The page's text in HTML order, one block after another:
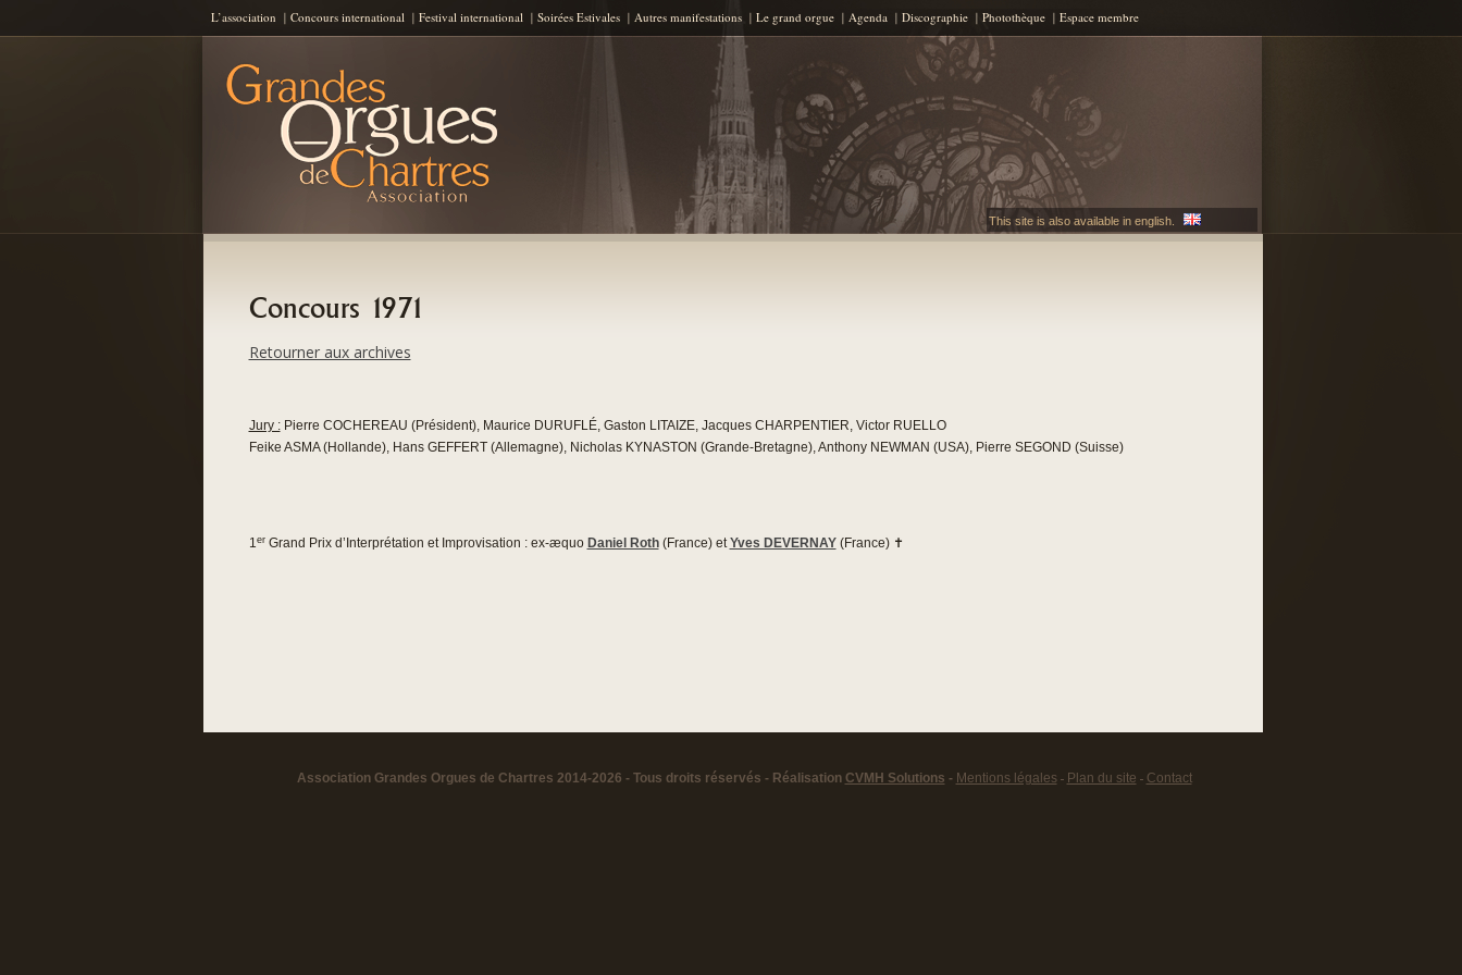
L’association Concours international Festival international Soirées Estivales Autres manifestations Le grand orgue Agenda Discographie Photothèque Espace membre
AGOC
This site is also available in english.
Concours 1971
Retourner aux archives
Jury :Pierre COCHEREAU (Président), Maurice DURUFLÉ, Gaston LITAIZE, Jacques CHARPENTIER, Victor RUELLO
Feike ASMA (Hollande), Hans GEFFERT (Allemagne), Nicholas KYNASTON (Grande-Bretagne), Anthony NEWMAN (USA), Pierre SEGOND (Suisse)
1erGrand Prix d’Interprétation et Improvisation : ex-æquo Daniel Roth(France) etYves DEVERNAY(France) ✝
Association Grandes Orgues de Chartres 2014-2026 - Tous droits réservés - Réalisation CVMH Solutions - Mentions légales Plan du site Contact